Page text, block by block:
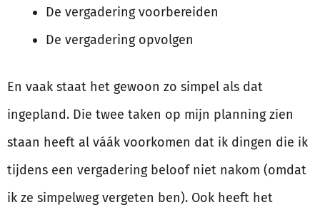
De vergadering voorbereiden
De vergadering opvolgen
En vaak staat het gewoon zo simpel als dat
ingepland. Die twee taken op mijn planning zien
staan heeft al váák voorkomen dat ik dingen die ik
tijdens een vergadering beloof niet nakom (omdat
ik ze simpelweg vergeten ben). Ook heeft het